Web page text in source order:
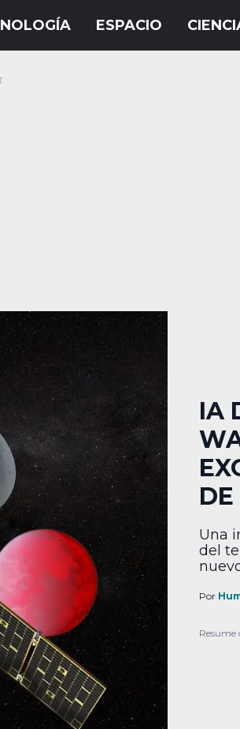
IA
Una
del
Por
Resume